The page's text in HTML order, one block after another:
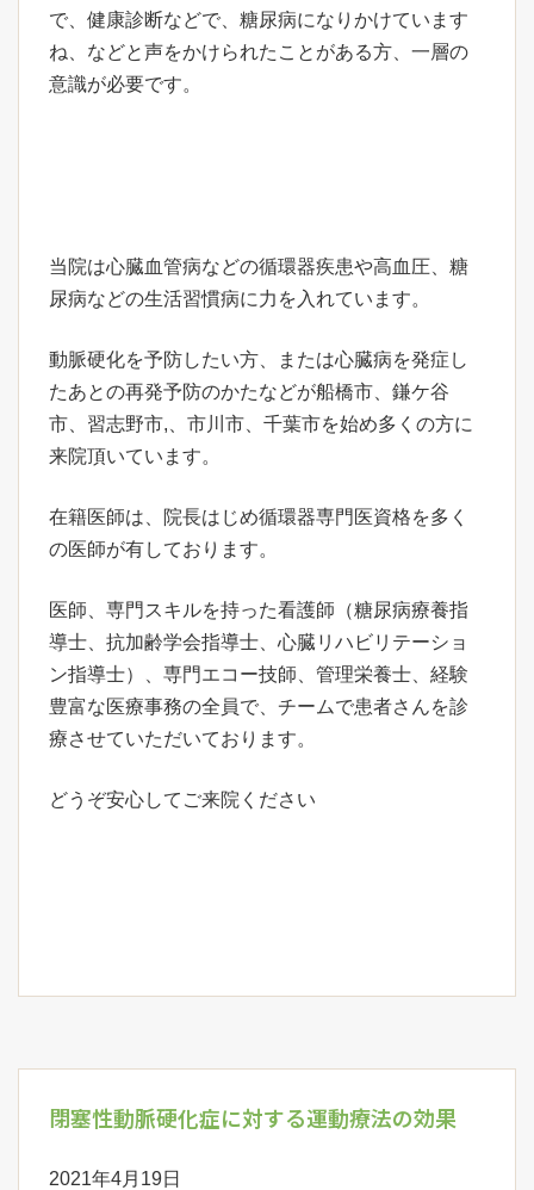
で、健康診断などで、糖尿病になりかけています
ね、などと声をかけられたことがある方、一層の
意識が必要です。
当院は心臓血管病などの循環器疾患や高血圧、糖
尿病などの生活習慣病に力を入れています。
動脈硬化を予防したい方、または心臓病を発症し
たあとの再発予防のかたなどが船橋市、鎌ケ谷
市、習志野市,、市川市、千葉市を始め多くの方に
来院頂いています。
在籍医師は、院長はじめ循環器専門医資格を多く
の医師が有しております。
医師、専門スキルを持った看護師（糖尿病療養指
導士、抗加齢学会指導士、心臓リハビリテーショ
ン指導士）、専門エコー技師、管理栄養士、経験
豊富な医療事務の全員で、チームで患者さんを診
療させていただいております。
どうぞ安心してご来院ください
閉塞性動脈硬化症に対する運動療法の効果
2021年4月19日